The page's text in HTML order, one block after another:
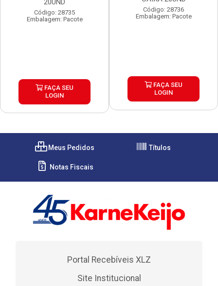
20UND
Código: 28735
Embalagem: Pacote
FAÇA SEU
LOGIN
Código: 28736
Embalagem: Pacote
FAÇA SEU
LOGIN
Meus Pedidos Títulos
Notas Fiscais
Portal Recebíveis XLZ
Site Institucional